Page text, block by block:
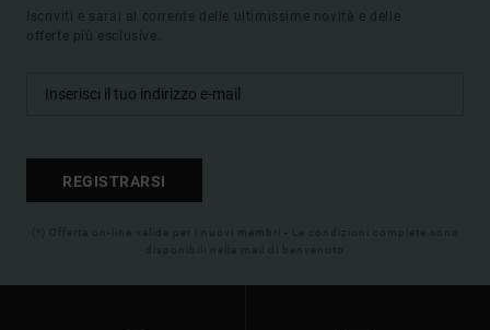
Iscriviti e sarai al corrente delle ultimissime novità e delle
offerte più esclusive.
REGISTRARSI
(*) Offerta on-line valida per i nuovi membri - Le condizioni complete sono
disponibili nella mail di benvenuto